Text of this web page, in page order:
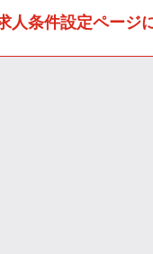
人条件設定ページ